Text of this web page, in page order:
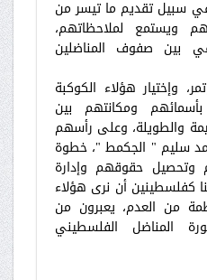
في سبيل تقديم ما تيسر من
ويستمع لملاحظاتهم،
بين صفوف المناضلين
وإختيار هؤلاء الكوكبة
ومكانتهم بين
والطويلة، وعلى رأسهم
سليم " الجكمط "، خطوة
حقوقهم وإدارة
كفلسطينين أن نرى هؤلاء
من العدم، يعبرون من
المناضل الفلسطيني